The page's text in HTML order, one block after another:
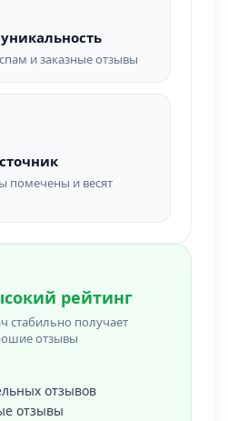
и заказные отзывы
помечены и весят
рейтинг
стабильно получает
отзывы
отзывов
отзывы